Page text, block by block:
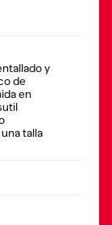
y
de
en
talla